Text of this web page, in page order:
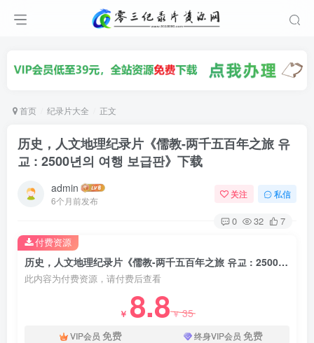
首页 纪录片大全 正文
历史，人文地理纪录片《儒教-两千五百年之旅 유
교 : 2500년의 여행 보급판》下载
admin
6个月前发布
关注 私信
0 32 7
历史，人文地理纪录片《儒教-两千五百年之旅 유교 : 2500년의 여행 보급판》下载
此内容为付费资源，请付费后查看
￥ 8.8￥35
VIP会员 免费 终身VIP会员 免费
付费资源